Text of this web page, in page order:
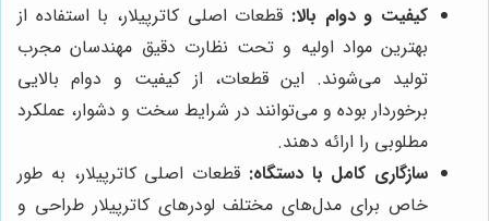
کیفیت و دوام بالا: قطعات اصلی کاترپیلار، با استفاده از
بهترین مواد اولیه و تحت نظارت دقیق مهندسان مجرب
تولید می‌شوند. این قطعات، از کیفیت و دوام بالایی
برخوردار بوده و می‌توانند در شرایط سخت و دشوار، عملکرد
مطلوبی را ارائه دهند.
سازگاری کامل با دستگاه: قطعات اصلی کاترپیلار، به طور
خاص برای مدل‌های مختلف لودرهای کاترپیلار طراحی و